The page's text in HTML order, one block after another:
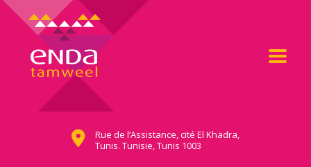
Rue de l’Assistance, cité El Khadra,
Tunis. Tunisie, Tunis 1003